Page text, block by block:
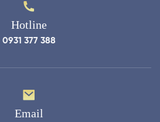
Hotline
0931 377 388
Email